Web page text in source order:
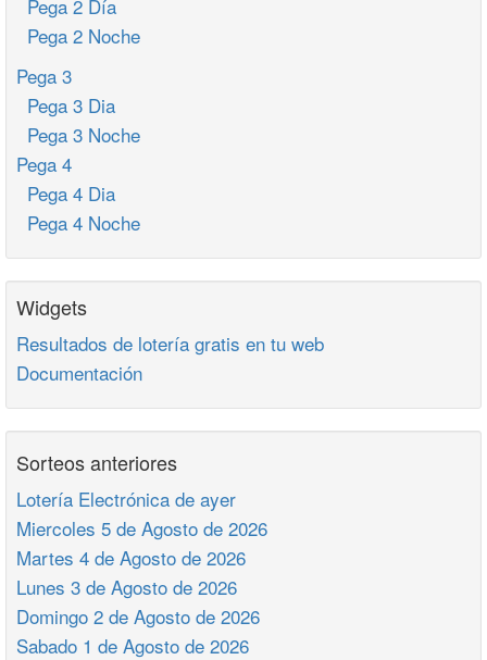
Pega 2 Día
Pega 2 Noche
Pega 3
Pega 3 Dia
Pega 3 Noche
Pega 4
Pega 4 Dia
Pega 4 Noche
Widgets
Resultados de lotería gratis en tu web
Documentación
Sorteos anteriores
Lotería Electrónica de ayer
Miercoles 5 de Agosto de 2026
Martes 4 de Agosto de 2026
Lunes 3 de Agosto de 2026
Domingo 2 de Agosto de 2026
Sabado 1 de Agosto de 2026